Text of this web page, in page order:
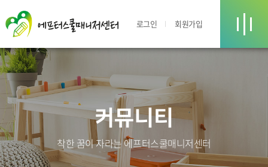
로그인 회원가입
커뮤니티
착한 꿈이 자라는 에프터스쿨매니저센터